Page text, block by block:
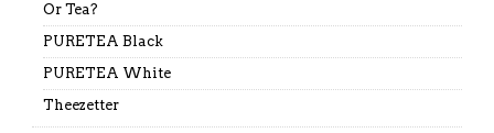
Or Tea?
PURETEA Black
PURETEA White
Theezetter